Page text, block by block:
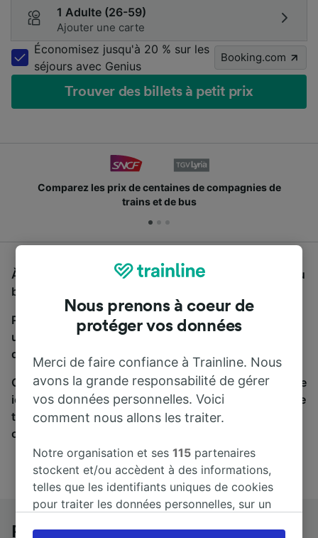
1 Adulte (26-59)
Ajouter une carte
Économisez jusqu'à 20 % sur les
séjours avec Genius
Booking.com
Trouver des billets à petit prix
Comparez les prix de centaines de compagnies de
trains et de bus
À la recherche d'un bus de Paris à Tours, vous êtes au
bon endroit.
Pour trouver des billets de bus, lancez simplement
une recherche ci-dessus. Nous comparons les temps
de trajets et les prix des voyages, en train et en bus.
Qu’importe votre destination, votre voyage commence
ici. Nous collaborons avec plus de 170 compagnies de
train et de bus. Consultez et achetez vos billets sur
cette page.
Paris à Tours en bus
Nous prenons à coeur de
protéger vos données
Merci de faire confiance à Trainline. Nous
avons la grande responsabilité de gérer
vos données personnelles. Voici
comment nous allons les traiter.
Notre organisation et ses115 partenaires
stockent et/ou accèdent à des informations,
telles que les identifiants uniques de cookies
pour traiter les données personnelles, sur un